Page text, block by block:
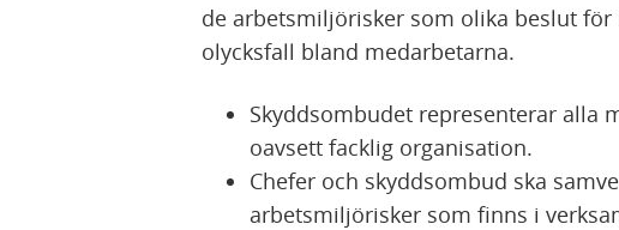
de arbetsmiljörisker som olika beslut
olycksfall bland medarbetarna.
Skyddsombudet representerar alla
oavsett facklig organisation.​​
Chefer och skyddsombud ska
arbetsmiljörisker som finns i